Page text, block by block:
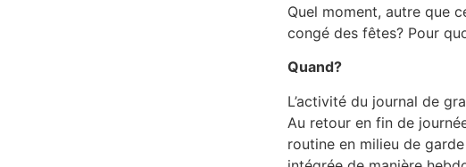
Quel moment, autre que
congé des fêtes? Pour
Quand?
L’activité du journal de
Au retour en fin de
routine en milieu de